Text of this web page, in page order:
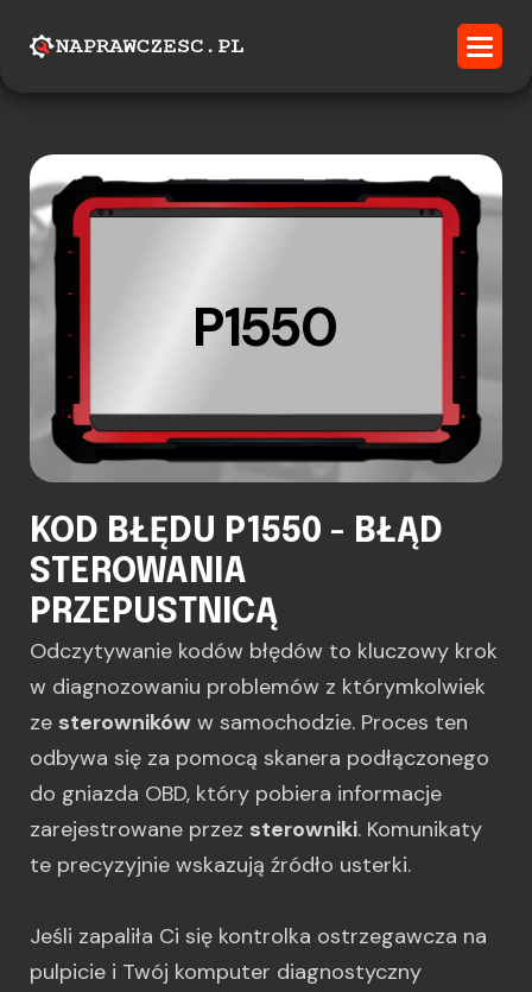
P1550
KOD BŁĘDU P1550 - BŁĄD
STEROWANIA
PRZEPUSTNICĄ
Odczytywanie kodów błędów to kluczowy krok
w diagnozowaniu problemów z którymkolwiek
ze sterowników w samochodzie. Proces ten
odbywa się za pomocą skanera podłączonego
do gniazda OBD, który pobiera informacje
zarejestrowane przez sterowniki. Komunikaty
te precyzyjnie wskazują źródło usterki.
Jeśli zapaliła Ci się kontrolka ostrzegawcza na
pulpicie i Twój komputer diagnostyczny